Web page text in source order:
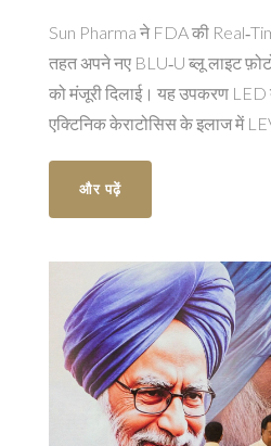
Sun Pharma ने FDA की
तहत अपने नए BLU‑U ब्लू लाइट
को मंजूरी दिलाई। यह उपकरण
एक्टिनिक केराटोसिस के इलाज में
नवाचार को रेखांकित करती है। नई
कमरे में जगह बचाती है और मरीजों को
और पढ़ें